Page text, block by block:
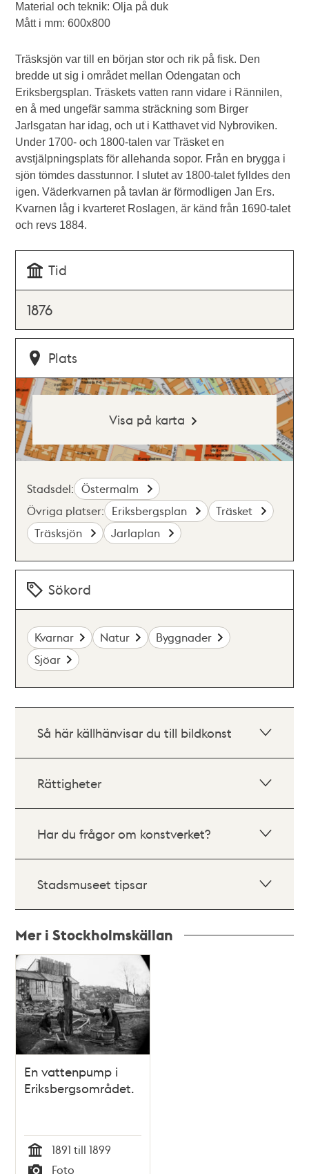
Material och teknik: Olja på duk
Mått i mm: 600x800
Träsksjön var till en början stor och rik på fisk. Den
bredde ut sig i området mellan Odengatan och
Eriksbergsplan. Träskets vatten rann vidare i Rännilen,
en å med ungefär samma sträckning som Birger
Jarlsgatan har idag, och ut i Katthavet vid Nybroviken.
Under 1700- och 1800-talen var Träsket en
avstjälpningsplats för allehanda sopor. Från en brygga i
sjön tömdes dasstunnor. I slutet av 1800-talet fylldes den
igen. Väderkvarnen på tavlan är förmodligen Jan Ers.
Kvarnen låg i kvarteret Roslagen, är känd från 1690-talet
och revs 1884.
Tid
1876
Plats
Visa på karta
Stadsdel: Östermalm
Övriga platser: Eriksbergsplan
Träsket
Träsksjön
Jarlaplan
Sökord
Kvarnar Natur
Byggnader
Sjöar
Så här källhänvisar du till bildkonst
Rättigheter
Har du frågor om konstverket?
Stadsmuseet tipsar
Mer i Stockholmskällan
Relaterade
poster
och
teman
En vattenpump i
Eriksbergsområdet.
Tid
1891 till 1899
Foto